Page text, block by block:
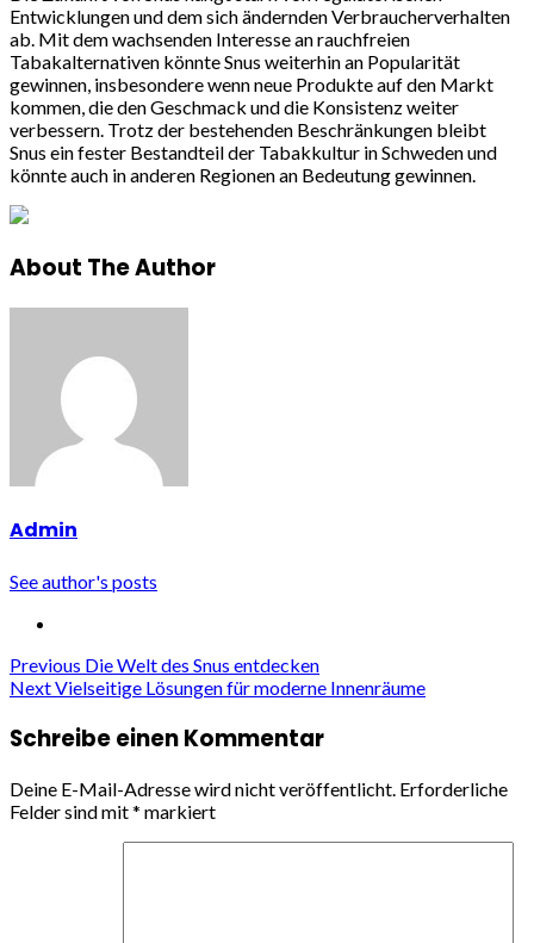
Entwicklungen und dem sich ändernden Verbraucherverhalten
ab. Mit dem wachsenden Interesse an rauchfreien
Tabakalternativen könnte Snus weiterhin an Popularität
gewinnen, insbesondere wenn neue Produkte auf den Markt
kommen, die den Geschmack und die Konsistenz weiter
verbessern. Trotz der bestehenden Beschränkungen bleibt
Snus ein fester Bestandteil der Tabakkultur in Schweden und
könnte auch in anderen Regionen an Bedeutung gewinnen.
About The Author
Admin
See author's posts
Continue
Previous Die Welt des Snus entdecken
NextVielseitige Lösungen für moderne Innenräume
Schreibe einen Kommentar
Deine E-Mail-Adresse wird nicht veröffentlicht. Erforderliche
Felder sind mit* markiert